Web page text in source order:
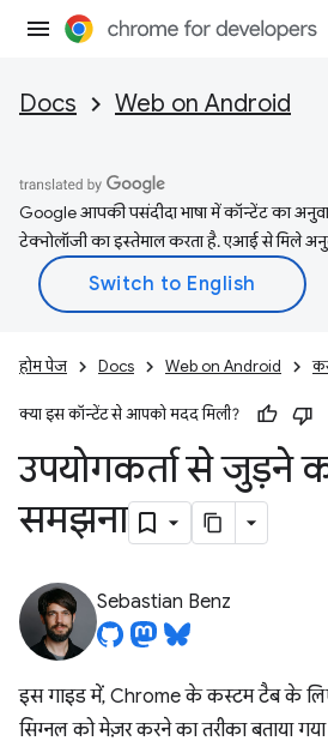
Docs Web on Android
Google आपकी पसंदीदा भाषा में कॉन्टेंट का
टेक्नोलॉजी का इस्तेमाल करता है. एआई से मिले
होम पेज Docs Web on Android
क्या इस कॉन्टेंट से आपको मदद मिली?
उपयोगकर्ता से जुड़ने
समझना
Sebastian Benz
इस गाइड में, Chrome के कस्टम टैब के
सिग्नल को मेज़र करने का तरीका बताया